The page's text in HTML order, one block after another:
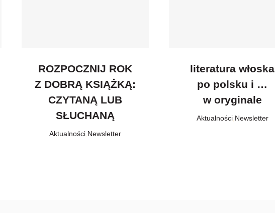
ROZPOCZNIJ ROK
Z DOBRĄ KSIĄŻKĄ:
CZYTANĄ LUB
SŁUCHANĄ
Aktualności, Newsletter
literatura włoska
po polsku i …
w oryginale
Aktualności, Newsletter